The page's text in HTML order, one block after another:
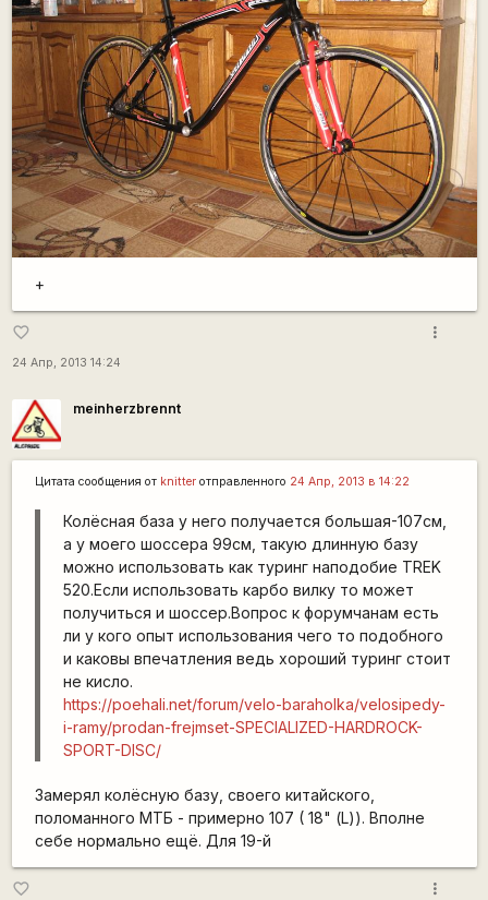
+
favorite_border
24 Апр, 2013 14:24
more_vert
meinherzbrennt
Цитата сообщения от knitterотправленного 24 Апр, 2013 в 14:22
Колёсная база у него получается большая-107см,
а у моего шоссера 99см, такую длинную базу
можно использовать как туринг наподобие TREK
520.Если использовать карбо вилку то может
получиться и шоссер.Вопрос к форумчанам есть
ли у кого опыт использования чего то подобного
и каковы впечатления ведь хороший туринг стоит
не кисло.
https://poehali.net/forum/velo-baraholka/velosipedy-
i-ramy/prodan-frejmset-SPECIALIZED-HARDROCK-
SPORT-DISC/
Замерял колёсную базу, своего китайского,
поломанного МТБ - примерно 107 ( 18" (L)). Вполне
себе нормально ещё. Для 19-й
favorite_border more_vert